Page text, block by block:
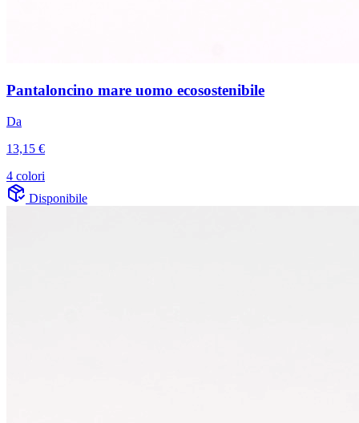
Pantaloncino mare uomo ecosostenibile
Da
13,15 €
4 colori
Disponibile